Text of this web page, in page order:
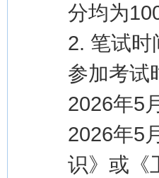
分均为
2. 笔试时
参加考试
2026年5
2026年5
识》或《